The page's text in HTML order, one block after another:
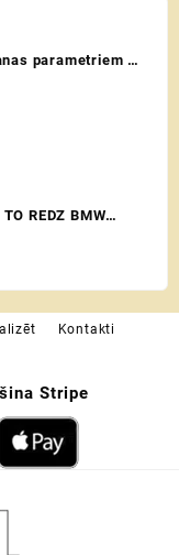
parametriem /
raudzībās un
REDZ BMW
Kontakti
Stripe